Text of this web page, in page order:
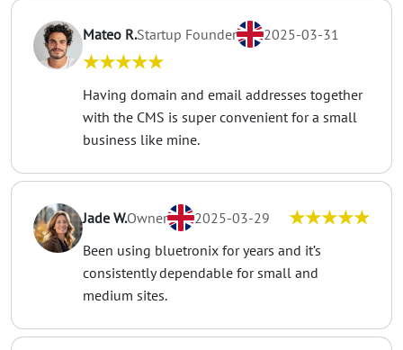
Mateo R.Startup Founder 2025-03-31
★★★★★
Having domain and email addresses together
with the CMS is super convenient for a small
business like mine.
Jade W.Owner 2025-03-29 ★★★★★
Been using bluetronix for years and it’s
consistently dependable for small and
medium sites.